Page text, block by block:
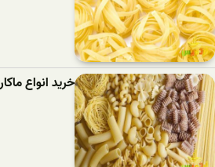
خرید انواع